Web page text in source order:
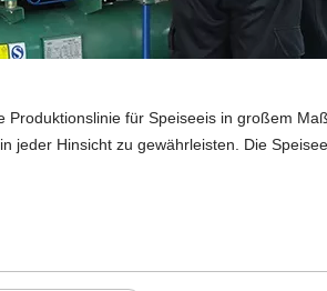
für Speiseeis in großem
Hinsicht zu gewährleisten. Die